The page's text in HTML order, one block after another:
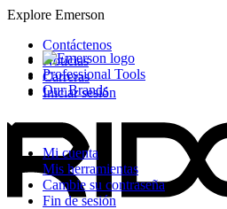
Explore Emerson
Professional Tools
Our Brands
Contáctenos
Noticias
Carreras
Iniciar sesión
Mi cuenta
Mis herramientas
Cambie su contraseña
Fin de sesión